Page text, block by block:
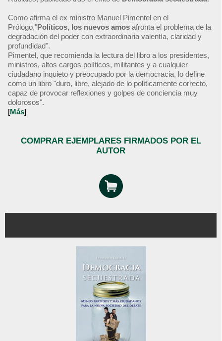
Como afirma el ex ministro Manuel Pimentel en el
Prólogo,"Políticos, los nuevos amos afronta el problema de la
degradación del poder con extraordinaria valentía, claridad y
profundidad".
Pimentel, que recomienda la lectura del libro a los presidentes,
ministros, altos cargos políticos, militantes y a cualquier
ciudadano inquieto y preocupado por la democracia, lo define
como un libro "duro, libre, alejado de lo políticamente correcto,
capaz de provocar reflexiones y golpes de conciencia muy
dolorosos".
[Más]
COMPRAR EJEMPLARES FIRMADOS POR EL
AUTOR